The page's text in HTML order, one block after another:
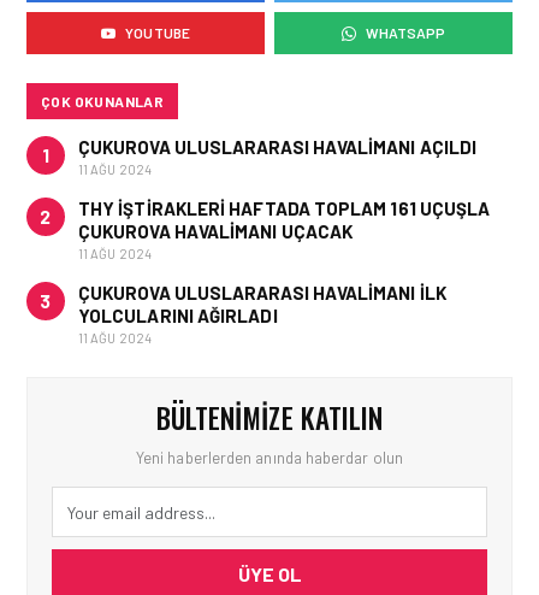
YAKIT MALIYETLERINDEKI
YÜZDE 46’LIK ARTIŞA
KARŞI HANGI ÖNLEMLER
YOUTUBE WHATSAPP
ÇOK OKUNANLAR
1 ÇUKUROVA ULUSLARARASI HAVALIMANI AÇILDI
11 AĞU 2024
2
THY IŞTIRAKLERI HAFTADA TOPLAM 161 UÇUŞLA
ÇUKUROVA HAVALIMANI UÇACAK
11 AĞU 2024
3
ÇUKUROVA ULUSLARARASI HAVALIMANI İLK
YOLCULARINI AĞIRLADI
11 AĞU 2024
BÜLTENIMIZE KATILIN
Yeni haberlerden anında haberdar olun
ÜYE OL